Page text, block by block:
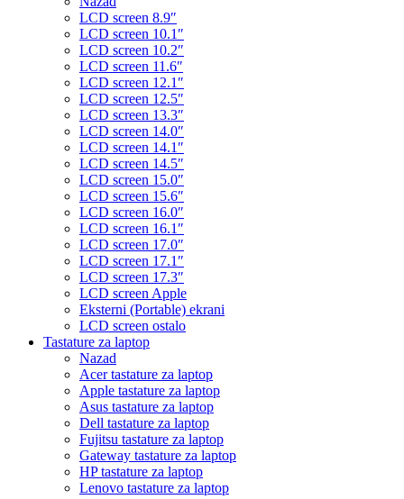
LCD screen 8.9″
LCD screen 10.1″
LCD screen 10.2″
LCD screen 11.6″
LCD screen 12.1″
LCD screen 12.5″
LCD screen 13.3″
LCD screen 14.0″
LCD screen 14.1″
LCD screen 14.5″
LCD screen 15.0″
LCD screen 15.6″
LCD screen 16.0″
LCD screen 16.1″
LCD screen 17.0″
LCD screen 17.1″
LCD screen 17.3″
LCD screen Apple
Eksterni (Portable) ekrani
LCD screen ostalo
Tastature za laptop
Nazad
Acer tastature za laptop
Apple tastature za laptop
Asus tastature za laptop
Dell tastature za laptop
Fujitsu tastature za laptop
Gateway tastature za laptop
HP tastature za laptop
Lenovo tastature za laptop